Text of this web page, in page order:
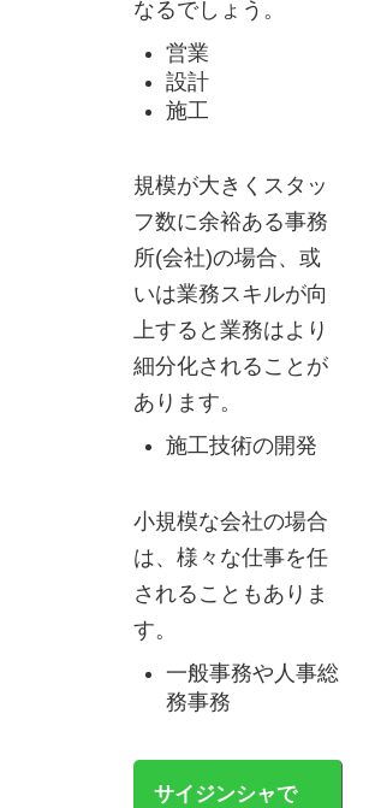
なるでしょう。
営業
設計
施工
規模が大きくスタッ
フ数に余裕ある事務
所(会社)の場合、或
いは業務スキルが向
上すると業務はより
細分化されることが
あります。
施工技術の開発
小規模な会社の場合
は、様々な仕事を任
されることもありま
す。
一般事務や人事総
務事務
サイジンシャで